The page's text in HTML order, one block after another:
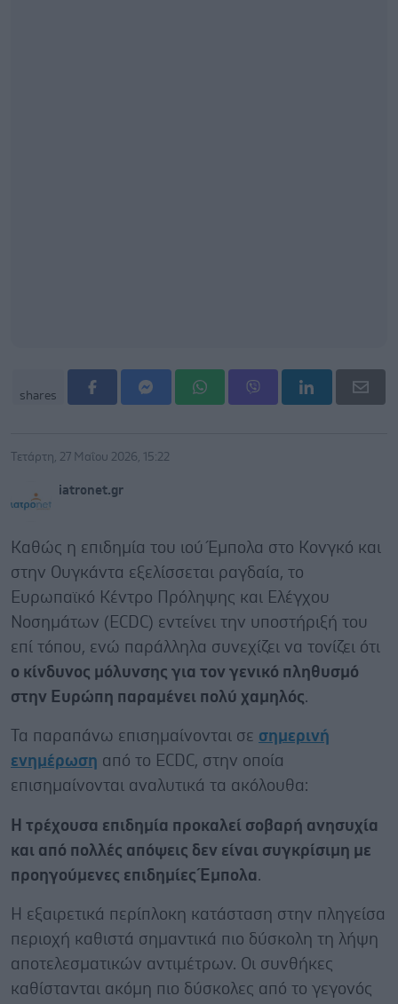
shares
Τετάρτη, 27 Μαΐου 2026, 15:22
iatronet.gr
Καθώς η επιδημία του ιού Έμπολα στο Κονγκό και
στην Ουγκάντα ​​εξελίσσεται ραγδαία, το
Ευρωπαϊκό Κέντρο Πρόληψης και Ελέγχου
Νοσημάτων (ECDC) εντείνει την υποστήριξή του
επί τόπου, ενώ παράλληλα συνεχίζει να τονίζει ότι
ο κίνδυνος μόλυνσης για τον γενικό πληθυσμό
στην Ευρώπη παραμένει πολύ χαμηλός.
Τα παραπάνω επισημαίνονται σε σημερινή
ενημέρωση από το ECDC, στην οποία
επισημαίνονται αναλυτικά τα ακόλουθα:
Η τρέχουσα επιδημία προκαλεί σοβαρή ανησυχία
και από πολλές απόψεις δεν είναι συγκρίσιμη με
προηγούμενες επιδημίες Έμπολα.
Η εξαιρετικά περίπλοκη κατάσταση στην πληγείσα
περιοχή καθιστά σημαντικά πιο δύσκολη τη λήψη
αποτελεσματικών αντιμέτρων. Οι συνθήκες
καθίστανται ακόμη πιο δύσκολες από το γεγονός